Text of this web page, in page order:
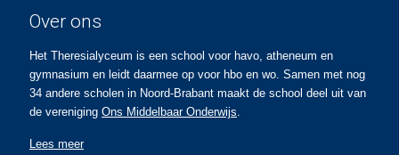
Over ons
Het Theresialyceum is een school voor havo, atheneum en
gymnasium en leidt daarmee op voor hbo en wo. Samen met nog
34 andere scholen in Noord-Brabant maakt de school deel uit van
de vereniging Ons Middelbaar Onderwijs.
Lees meer